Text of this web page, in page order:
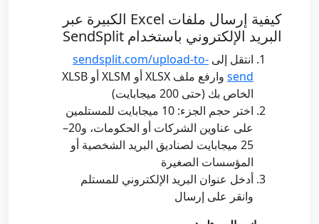
كيفية إرسال ملفات Excel الكبيرة عبر
البريد الإلكتروني باستخدام SendSplit
انتقل إلى sendsplit.com/upload-to-
send
وارفع ملف XLSX أو XLSM أو XLSB
الخاص بك (حتى 200 ميجابايت)
اختر حجم الجزء: 10 ميجابايت للمستلمين
على عناوين الشركات أو الحكومات، و20–
25 ميجابايت لصناديق البريد الشخصية أو
المؤسسات الصغيرة
أدخل عنوان البريد الإلكتروني للمستلم
وانقر على إرسال